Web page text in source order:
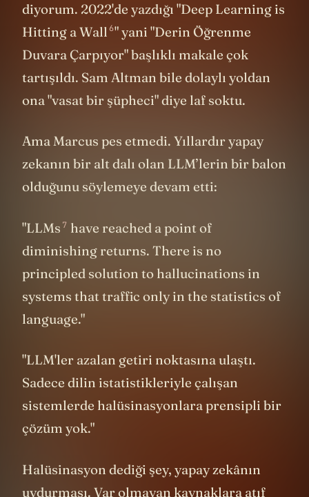
diyorum. 2022'de yazdığı "Deep Learning is
Hitting a Wall 6" yani "Derin Öğrenme
Duvara Çarpıyor" başlıklı makale çok
tartışıldı. Sam Altman bile dolaylı yoldan
ona "vasat bir şüpheci" diye laf soktu.
Ama Marcus pes etmedi. Yıllardır yapay
zekanın bir alt dalı olan LLM’lerin bir balon
olduğunu söylemeye devam etti:
"LLMs 7 have reached a point of
diminishing returns. There is no
principled solution to hallucinations in
systems that traffic only in the statistics of
language."
"LLM'ler azalan getiri noktasına ulaştı.
Sadece dilin istatistikleriyle çalışan
sistemlerde halüsinasyonlara prensipli bir
çözüm yok."
Halüsinasyon dediği şey, yapay zekânın
uydurması. Var olmayan kaynaklara atıf